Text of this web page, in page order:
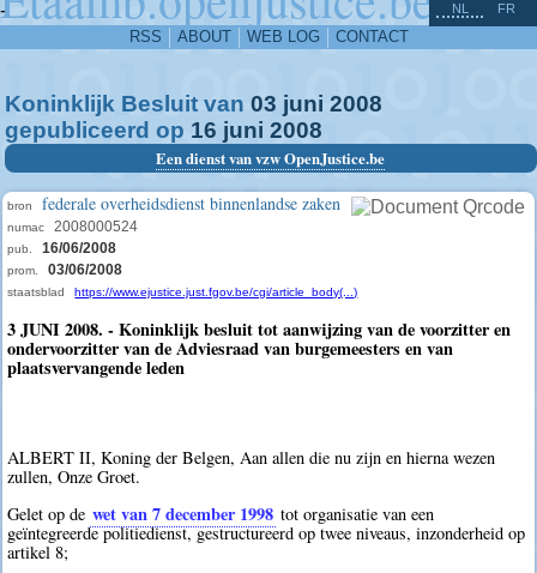
-
RSS ABOUT WEB LOG CONTACT
NL FR
Koninklijk Besluit van 03 juni 2008
gepubliceerd op 16 juni 2008
Een dienst van vzw OpenJustice.be
bron federale overheidsdienst binnenlandse zaken
numac 2008000524
pub. 16/06/2008
prom. 03/06/2008
staatsblad https://www.ejustice.just.fgov.be/cgi/article_body(...)
3 JUNI 2008. - Koninklijk besluit tot aanwijzing van de voorzitter en
ondervoorzitter van de Adviesraad van burgemeesters en van
plaatsvervangende leden
ALBERT II, Koning der Belgen, Aan allen die nu zijn en hierna wezen
zullen, Onze Groet.
Gelet op de wet van 7 december 1998 tot organisatie van een
geïntegreerde politiedienst, gestructureerd op twee niveaus, inzonderheid op
artikel 8;
^